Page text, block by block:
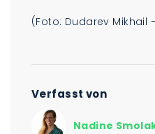
(Foto: Dudarev Mikhail
Verfasst von
Nadine